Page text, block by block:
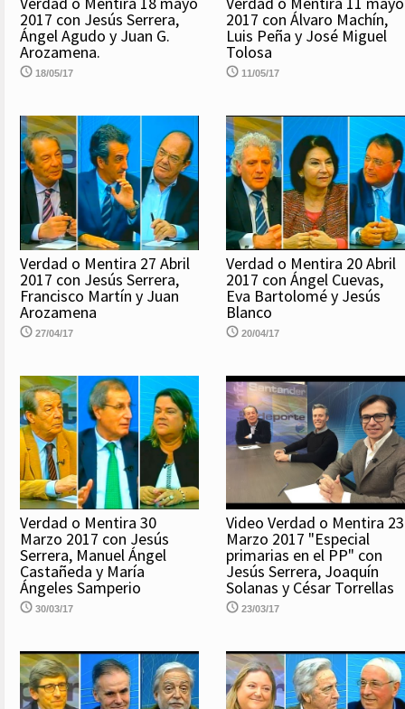
2017 con Jesús Serrera,
Ángel Agudo y Juan G.
Arozamena.
18/05/17
2017 con Álvaro Machín,
Luis Peña y José Miguel
Tolosa
11/05/17
Verdad o Mentira 27 Abril
2017 con Jesús Serrera,
Francisco Martín y Juan
Arozamena
27/04/17
Verdad o Mentira 20 Abril
2017 con Ángel Cuevas,
Eva Bartolomé y Jesús
Blanco
20/04/17
Verdad o Mentira 30
Marzo 2017 con Jesús
Serrera, Manuel Ángel
Castañeda y María
Ángeles Samperio
30/03/17
Video Verdad o Mentira 23
Marzo 2017 "Especial
primarias en el PP" con
Jesús Serrera, Joaquín
Solanas y César Torrellas
23/03/17